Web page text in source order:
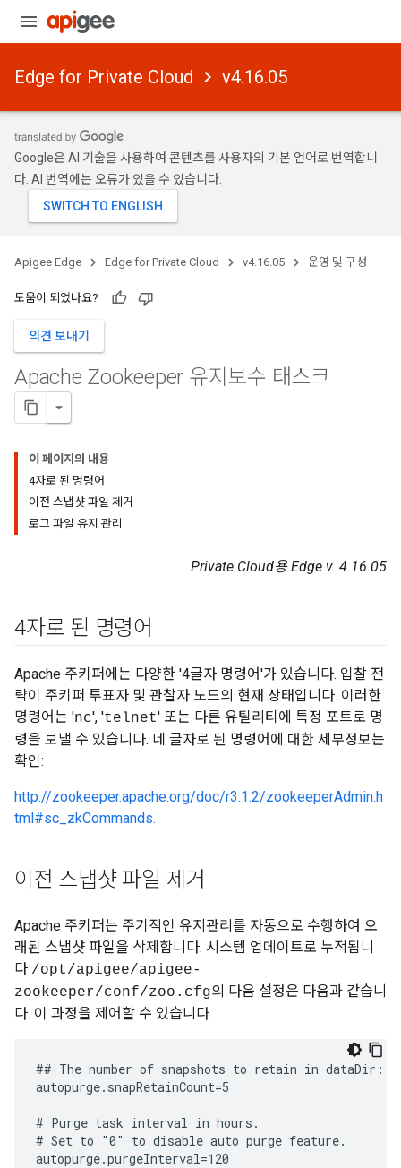
Edge for Private Cloud v4.16.05
Google은 AI 기술을 사용하여 콘텐츠를 사용자의 기본 언어로 번역합니
다. AI 번역에는 오류가 있을 수 있습니다.
Apigee Edge Edge for Private Cloud v4.16.05 운영 및 구성
도움이 되었나요?
의견 보내기
Apache Zookeeper 유지보수 태스크
이 페이지의 내용
4자로 된 명령어
이전 스냅샷 파일 제거
로그 파일 유지 관리
Private Cloud용 Edge v. 4.16.05
4자로 된 명령어
Apache 주키퍼에는 다양한 '4글자 명령어'가 있습니다. 입찰 전
략이 주키퍼 투표자 및 관찰자 노드의 현재 상태입니다. 이러한
명령어는 'nc', 'telnet' 또는 다른 유틸리티에 특정 포트로 명
령을 보낼 수 있습니다. 네 글자로 된 명령어에 대한 세부정보는
확인:
http://zookeeper.apache.org/doc/r3.1.2/zookeeperAdmin.h
tml#sc_zkCommands.
이전 스냅샷 파일 제거
Apache 주키퍼는 주기적인 유지관리를 자동으로 수행하여 오
래된 스냅샷 파일을 삭제합니다. 시스템 업데이트로 누적됩니
다 /opt/apigee/apigee-
zookeeper/conf/zoo.cfg의 다음 설정은 다음과 같습니
다. 이 과정을 제어할 수 있습니다.
## The number of snapshots to retain in dataDir:
autopurge.snapRetainCount=5
# Purge task interval in hours.
# Set to "0" to disable auto purge feature.
autopurge.purgeInterval=120